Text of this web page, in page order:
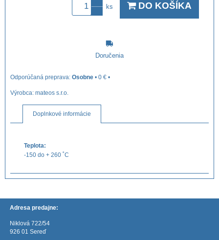
ks DO KOŠÍKA
Doručenia
Osobne • 0 € •
Výrobca: mateos s.r.o.
Doplnkové informácie
Teplota:
-150 do + 260 ˚C
Adresa predajne:
Niklová 722/54
926 01 Sereď